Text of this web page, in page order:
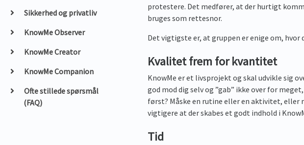
Sikkerhed og privatliv
KnowMe Observer
KnowMe Creator
KnowMe Companion
Ofte stillede spørsmål
(FAQ)
protestere. Det medfører, at der hurtigt
bruges som rettesnor.
Det vigtigste er, at gruppen er enige om, hvor
Kvalitet frem for kvantitet
KnowMe er et livsprojekt og skal udvikle sig
god mod dig selv og ”gab” ikke over for
først? Måske en rutine eller en aktivitet,
vigtigere at der skabes et godt indhold i
Tid